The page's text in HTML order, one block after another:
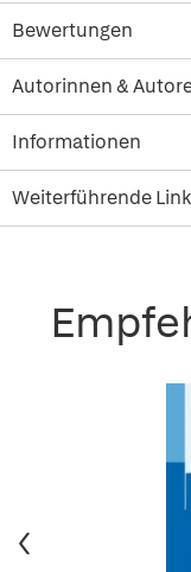
Bewertungen
Autorinnen &
Informationen
Weiterführende